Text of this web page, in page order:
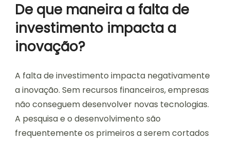
De que maneira a falta de
investimento impacta a
inovação?
A falta de investimento impacta negativamente
a inovação. Sem recursos financeiros, empresas
não conseguem desenvolver novas tecnologias.
A pesquisa e o desenvolvimento são
frequentemente os primeiros a serem cortados